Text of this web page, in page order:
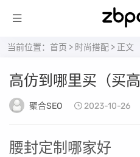
当前位置： 首页 > 时尚搭配 > 正文
高仿到哪里买（买
聚合SEO 2023-10-26
腰封定制哪家好